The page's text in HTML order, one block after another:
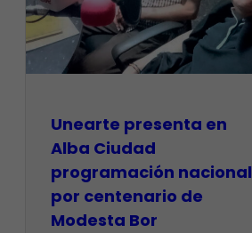
​Unearte presenta en
Alba Ciudad
programación nacional
por centenario de
Modesta Bor